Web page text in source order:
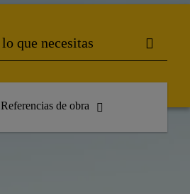
Referencias de obra